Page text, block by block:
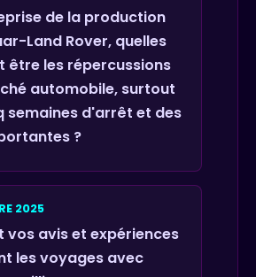
de la production
Land Rover, quelles
être les répercussions
automobile, surtout
semaines d'arrêt et des
?
2025
vos avis et expériences
les voyages avec